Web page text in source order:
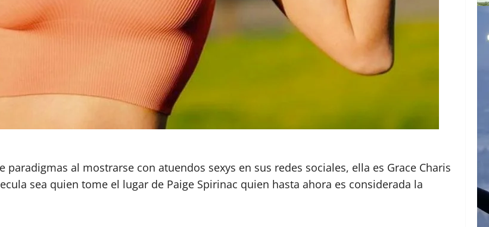
al mostrarse con atuendos sexys en sus redes sociales, ella es Grace Charis
sea quien tome el lugar de Paige Spirinac quien hasta ahora es considerada la